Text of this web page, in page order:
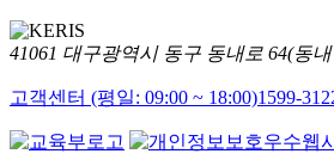
41061 대구광역시 동구 동내로 64(동
고객센터 (평일: 09:00 ~ 18:00)1599-